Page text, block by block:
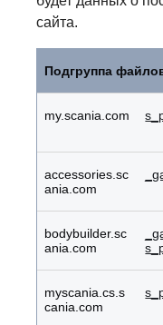
сайта.
cookie
Подгруппа
my.scania.com
accessories.sc
ania.com
bodybuilder.sc
ania.com
myscania.cs.s
cania.com